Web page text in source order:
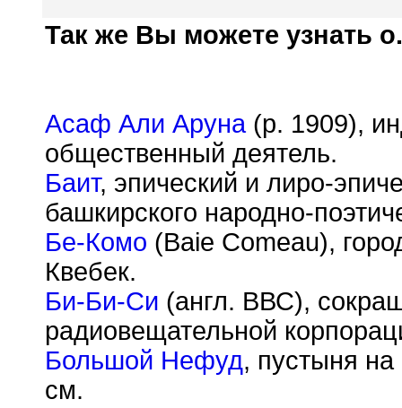
Так же Вы можете узнать
Асаф Али Аруна(р. 1909),
общественный деятель.
Баит, эпический и лиро-
башкирского народно-
Бе-Комо (Baie Comeau),
Квебек.
Би-Би-Си (англ. ВВС),
радиовещательной
Большой Нефуд, пустыня на
см.